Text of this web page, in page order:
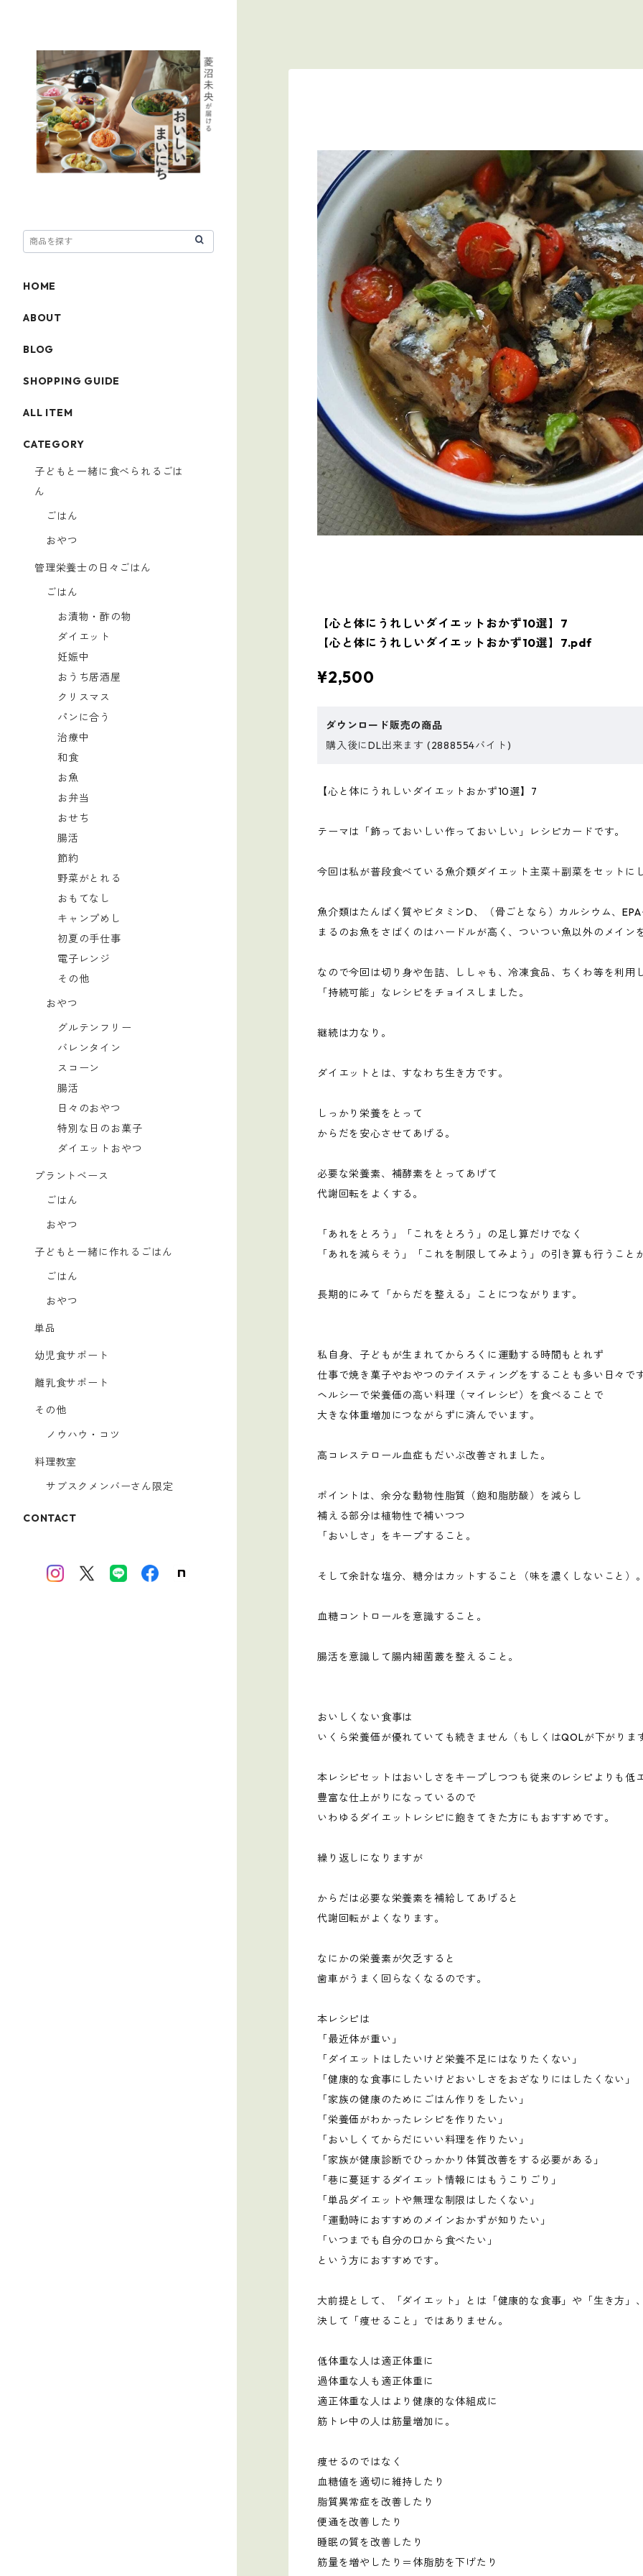
【心と体にうれしいダイエットおかず10選】7
【心と体にうれしいダイエットおかず10選】7.pdf
¥2,500
ダウンロード販売の商品
購入後にDL出来ます (2888554バイト)
【心と体にうれしいダイエットおかず10選】7
テーマは「飾っておいしい作っておいしい」レシピカードです。
今回は私が普段食べている魚介類ダイエット主菜＋副菜をセットに
魚介類はたんぱく質やビタミンD、（骨ごとなら）カルシウム、
まるのお魚をさばくのはハードルが高く、ついつい魚以外のメイン
なので今回は切り身や缶詰、ししゃも、冷凍食品、ちくわ等を利用
「持続可能」なレシピをチョイスしました。
継続は力なり。
ダイエットとは、すなわち生き方です。
しっかり栄養をとって
からだを安心させてあげる。
必要な栄養素、補酵素をとってあげて
代謝回転をよくする。
「あれをとろう」「これをとろう」の足し算だけでなく
「あれを減らそう」「これを制限してみよう」の引き算も行うこと
長期的にみて「からだを整える」ことにつながります。
私自身、子どもが生まれてからろくに運動する時間もとれず
仕事で焼き菓子やおやつのテイスティングをすることも多い日々で
ヘルシーで栄養価の高い料理（マイレシピ）を食べることで
大きな体重増加につながらずに済んでいます。
高コレステロール血症もだいぶ改善されました。
ポイントは、余分な動物性脂質（飽和脂肪酸）を減らし
補える部分は植物性で補いつつ
「おいしさ」をキープすること。
そして余計な塩分、糖分はカットすること（味を濃くしないこと）
血糖コントロールを意識すること。
腸活を意識して腸内細菌叢を整えること。
おいしくない食事は
いくら栄養価が優れていても続きません（もしくはQOLが下がりま
本レシピセットはおいしさをキープしつつも従来のレシピよりも
豊富な仕上がりになっているので
いわゆるダイエットレシピに飽きてきた方にもおすすめです。
繰り返しになりますが
からだは必要な栄養素を補給してあげると
代謝回転がよくなります。
なにかの栄養素が欠乏すると
歯車がうまく回らなくなるのです。
本レシピは
「最近体が重い」
「ダイエットはしたいけど栄養不足にはなりたくない」
「健康的な食事にしたいけどおいしさをおざなりにはしたくない」
「家族の健康のためにごはん作りをしたい」
「栄養価がわかったレシピを作りたい」
「おいしくてからだにいい料理を作りたい」
「家族が健康診断でひっかかり体質改善をする必要がある」
「巷に蔓延するダイエット情報にはもうこりごり」
「単品ダイエットや無理な制限はしたくない」
「運動時におすすめのメインおかずが知りたい」
「いつまでも自分の口から食べたい」
という方におすすめです。
大前提として、「ダイエット」とは「健康的な食事」や「生き方」
決して「痩せること」ではありません。
低体重な人は適正体重に
過体重な人も適正体重に
適正体重な人はより健康的な体組成に
筋トレ中の人は筋量増加に。
痩せるのではなく
血糖値を適切に維持したり
脂質異常症を改善したり
便通を改善したり
睡眠の質を改善したり
筋量を増やしたり＝体脂肪を下げたり
HOME
ABOUT
BLOG
SHOPPING GUIDE
ALL ITEM
CATEGORY
子どもと一緒に食べられるごは
ん
ごはん
おやつ
管理栄養士の日々ごはん
ごはん
お漬物・酢の物
ダイエット
妊娠中
おうち居酒屋
クリスマス
パンに合う
治療中
和食
お魚
お弁当
おせち
腸活
節約
野菜がとれる
おもてなし
キャンプめし
初夏の手仕事
電子レンジ
その他
おやつ
グルテンフリー
バレンタイン
スコーン
腸活
日々のおやつ
特別な日のお菓子
ダイエットおやつ
プラントベース
ごはん
おやつ
子どもと一緒に作れるごはん
ごはん
おやつ
単品
幼児食サポート
離乳食サポート
その他
ノウハウ・コツ
料理教室
サブスクメンバーさん限定
CONTACT